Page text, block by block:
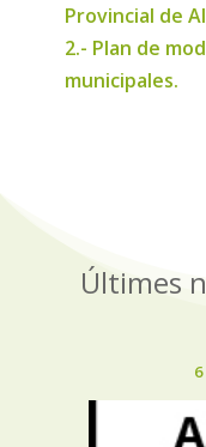
Provincial de
2.- Plan de
municipales.
Últimes